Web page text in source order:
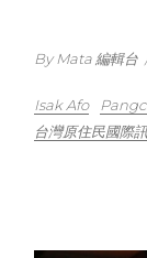
By Mata 編輯台
Isak Afo
台灣原住民國際